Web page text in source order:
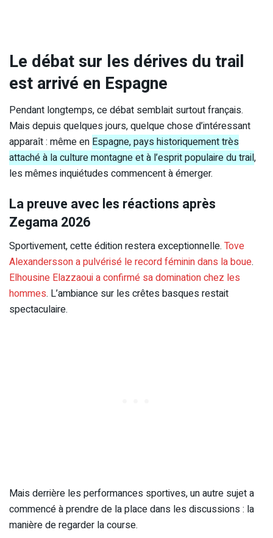
Le débat sur les dérives du trail
est arrivé en Espagne
Pendant longtemps, ce débat semblait surtout français.
Mais depuis quelques jours, quelque chose d’intéressant
apparaît : même en Espagne, pays historiquement très
attaché à la culture montagne et à l’esprit populaire du trail,
les mêmes inquiétudes commencent à émerger.
La preuve avec les réactions après
Zegama 2026
Sportivement, cette édition restera exceptionnelle. Tove
Alexandersson a pulvérisé le record féminin dans la boue.
Elhousine Elazzaoui a confirmé sa domination chez les
hommes. L’ambiance sur les crêtes basques restait
spectaculaire.
Mais derrière les performances sportives, un autre sujet a
commencé à prendre de la place dans les discussions : la
manière de regarder la course.